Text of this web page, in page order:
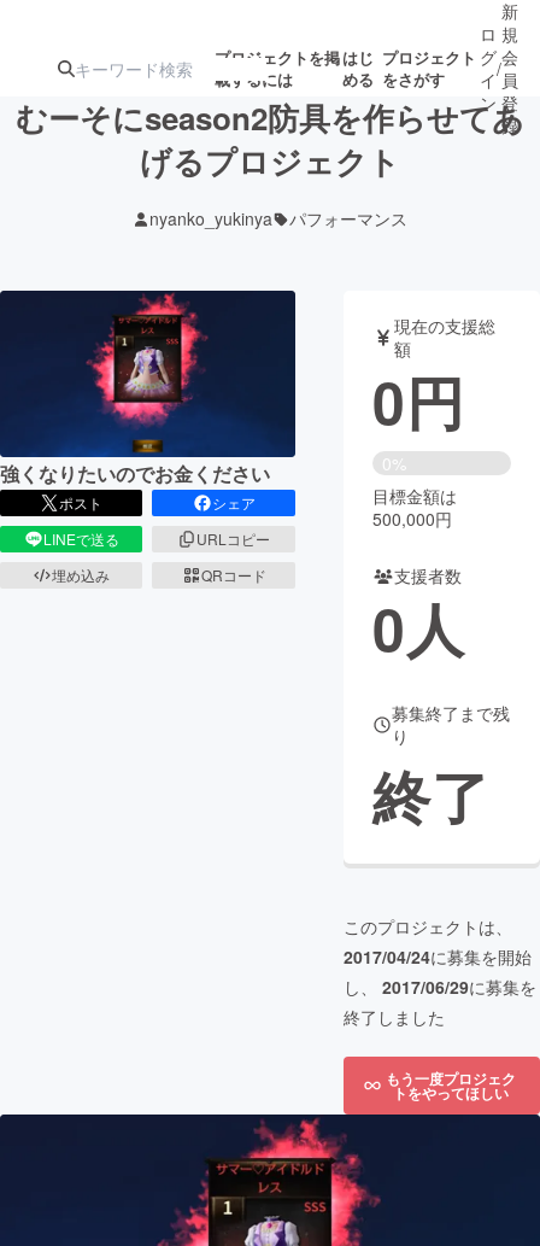
プロジェクトを掲
載するには
はじ
める
プロジェクト
をさがす
ターン
ジェクト
ロジェクト
アート・写真 音楽
テクノロジー・ガジェット ゲーム・サ
映像・映画 書籍・雑誌
ビジネス・起業 チャレンジ
まちづくり・地域活性化
CAMPFIRE Creation
ロ
グ
イ
ン
/
新
規
会
員
登
録
むーそにseason2防具を作らせてあ
げるプロジェクト
nyanko_yukinya パフォーマンス
強くなりたいのでお金ください
ポスト
シェア
LINEで送る
URLコピー
埋め込み
QRコード
現在の支援総
額
0円
0%
目標金額は
500,000円
支援者数
0人
募集終了まで残
り
終了
このプロジェクトは、
2017/04/24に募集を開始
し、 2017/06/29に募集を
終了しました
もう一度プロジェク
トをやってほしい